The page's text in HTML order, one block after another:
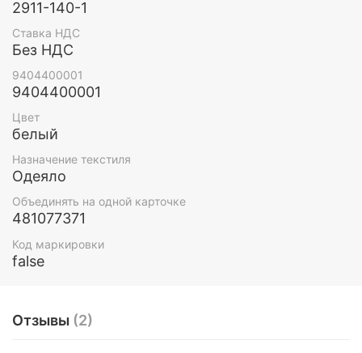
проветривание и сухая чистка
2911-140-1
Ставка НДС
Без НДС
9404400001
9404400001
Цвет
белый
Назначение текстиля
Одеяло
Объединять на одной карточке
481077371
Код маркировки
false
Отзывы (2)